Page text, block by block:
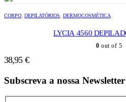
CORPO DEPILATÓRIOS DERMOCOSMÉTICA
LYCIA 4560
0 out of 5
38,95 €
Subscreva a nossa Newsletter